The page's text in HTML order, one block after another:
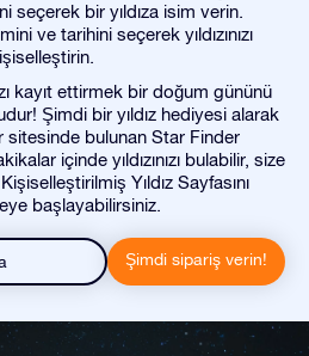
seçerek bir yıldıza isim verin.
ve tarihini seçerek yıldızınızı
kayıt ettirmek bir doğum gününü
Şimdi bir yıldız hediyesi alarak
sitesinde bulunan Star Finder
içinde yıldızınızı bulabilir, size
Yıldız Sayfasını
başlayabilirsiniz.
Şimdi sipariş verin!